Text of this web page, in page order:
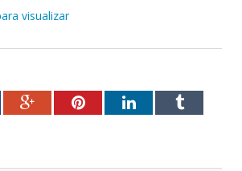
visualizar
Google+PinterestLinkedInTumblr